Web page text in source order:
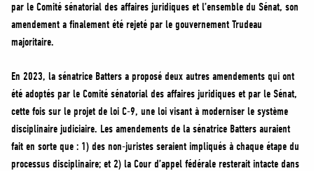
par le Comité sénatorial des affaires juridiques et l’ensemble du Sénat, son
amendement a finalement été rejeté par le gouvernement Trudeau
majoritaire.
En 2023, la sénatrice Batters a proposé deux autres amendements qui ont
été adoptés par le Comité sénatorial des affaires juridiques et par le Sénat,
cette fois sur le projet de loi C-9, une loi visant à moderniser le système
disciplinaire judiciaire. Les amendements de la sénatrice Batters auraient
fait en sorte que : 1) des non-juristes seraient impliqués à chaque étape du
processus disciplinaire; et 2) la Cour d’appel fédérale resterait intacte dans